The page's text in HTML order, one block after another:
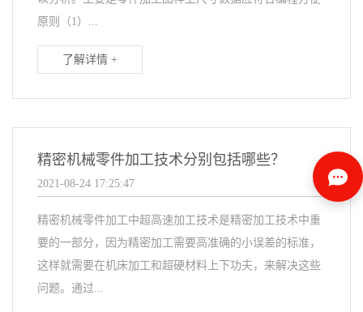
原则（1）...
了解详情 +
精密机械零件加工技术分别包括哪些？
2021-08-24 17:25:47
精密机械零件加工中超高速加工技术是精密加工技术中重
要的一部分，因为精密加工需要高准确的小误差的标准，
这样就需要在机床加工和超硬材料上下功夫，来解决这些
问题。通过...